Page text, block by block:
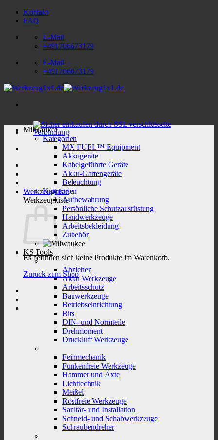
Zum
Inhalt
Kontakt
FAQ
E-Mail
+491706673179
E-Mail
+491706673179
Werkzeugkiste
Werkzeugkiste
Es befinden sich keine Produkte im Warenkorb.
Zurück zum Shop
Milwaukee
Kategorien
MX FUEL™ Equipment
Akkugeräte
Kabelgeführte Geräte
Akku-Gartengeräte
Beleuchtung
Kategorien
Aufbewahrung
Persönliche Schutzausrüstung
Handwerkzeuge
Arbeitsbekleidung
Zubehör
KS Tools
Abzieher
Akku Werkzeuge
Arbeitsschutz
Bauwerkzeuge
Betriebseinrichtung
Bits
DIN- und Normteile
Drehmoment
Druckluft Werkzeuge
Feinmechanik
Funkenfreie Werkzeuge
Hammer und Äxte
Lichttechnik
Meißel
Rostfreie Werkzeuge
Sanitär- und Installation
Schneid- und Schabwerkzeuge
Schraubendreher